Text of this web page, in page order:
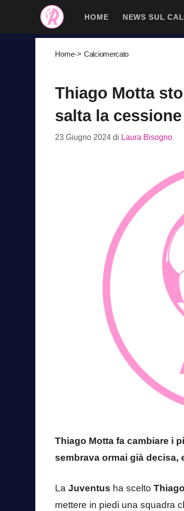
contenuto
HOME NEWS SUL
Home-> Calciomercato
Thiago Motta
salta la cessione
23 Giugno 2024 di Laura Bisogno
Thiago Motta fa cambiare i
sembrava ormai già decisa,
La Juventus ha scelto
mettere in piedi una squadra